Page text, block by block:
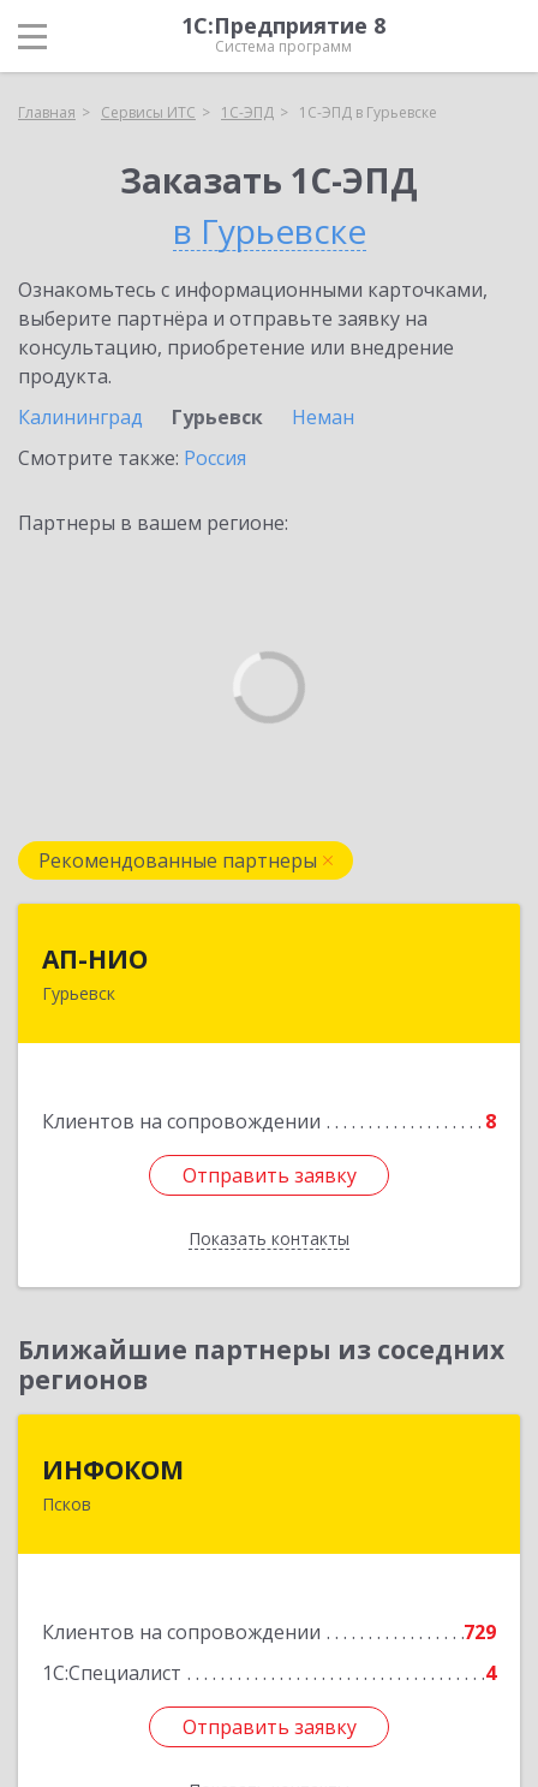
1С:Предприятие 8
Система программ
Главная Сервисы ИТС 1С-ЭПД 1С-ЭПД в Гурьевске
Заказать 1С-ЭПД
в Гурьевске
Ознакомьтесь с информационными карточками,
выберите партнёра и отправьте заявку на
консультацию, приобретение или внедрение
продукта.
Калининград
Гурьевск
Неман
Смотрите также: Россия
Партнеры в вашем регионе:
Рекомендованные партнеры
АП-НИО
Гурьевск
Клиентов на сопровождении 8
Отправить заявку
Показать контакты
238300 Калининградская обл, Гурьевск г,
Отправить заявку
Назад
Ближайшие партнеры из соседних
регионов
ИНФОКОМ
Псков
Клиентов на сопровождении
729
1С:Специалист
4
Отправить заявку
180000, Псковская обл, Псков г, Советская ул,
Отправить заявку